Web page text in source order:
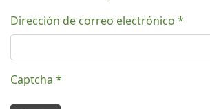
Dirección de correo electrónico *
Captcha *